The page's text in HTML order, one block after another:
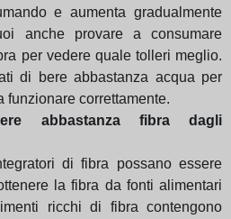
e aumenta gradualmente
anche provare a consumare
per vedere quale tolleri meglio.
di bere abbastanza acqua per
funzionare correttamente.
abbastanza fibra dagli
di fibra possano essere
la fibra da fonti alimentari
ricchi di fibra contengono